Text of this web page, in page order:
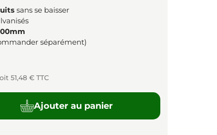
sans se baisser
séparément)
51,48 € TTC
Ajouter au panier